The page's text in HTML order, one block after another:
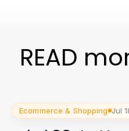
READ
Ecommerce & Shopping Jul